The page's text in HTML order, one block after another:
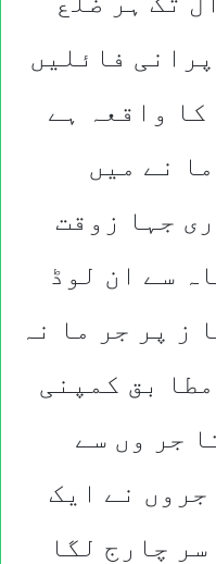
فائلیں
ہیں یہ 1916ء کا واقعہ ہے
نے میں
جہا زوقت
سے ان لوڈ
ز پر جر ما نہ
بق کمپنی
جر وں سے
جروں نے ایک
چارج لگا